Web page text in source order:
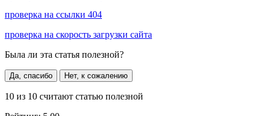
проверка на ссылки 404
проверка на скорость загрузки сайта
Была ли эта статья полезной?
Да, спасибо Нет, к сожалению
10 из 10 считают статью полезной